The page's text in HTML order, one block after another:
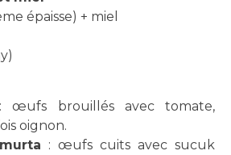
épaisse) + miel
œufs brouillés avec tomate,
oignon.
: œufs cuits avec sucuk